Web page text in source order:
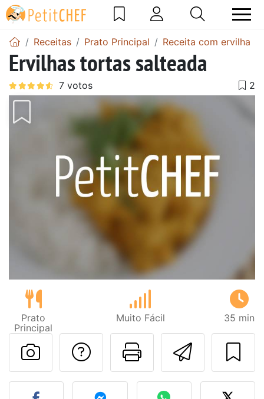
Receitas Prato Principal Receita com ervilha
Ervilhas tortas salteada
Prato
Principal
Muito Fácil 35 min
Imprima
Falar com o autor
Fez esta receita?